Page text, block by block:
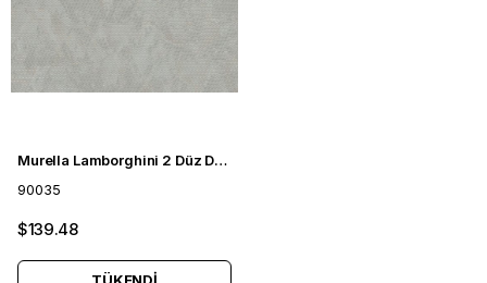
Murella Lamborghini 2 Düz Duvar Kağıdı 90035
90035
$139.48
TÜKENDI